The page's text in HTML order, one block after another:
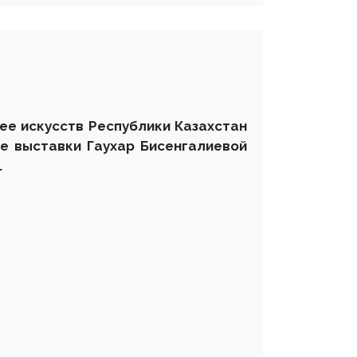
искусств Республики Казахстан
выставки Гаухар Бисенгалиевой